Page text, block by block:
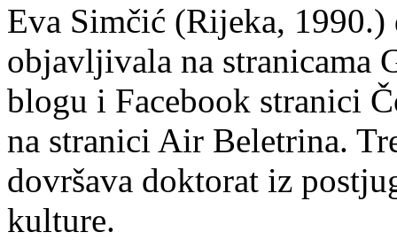
Eva Simčić (Rijeka, 1990.)
objavljivala na stranicama
blogu i Facebook stranici
na stranici Air Beletrina.
dovršava doktorat iz
kulture.